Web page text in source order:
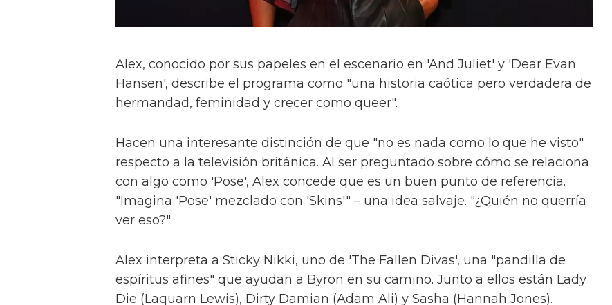
Alex, conocido por sus papeles en el escenario en 'And Juliet' y 'Dear Evan
Hansen', describe el programa como "una historia caótica pero verdadera de
hermandad, feminidad y crecer como queer".
Hacen una interesante distinción de que "no es nada como lo que he visto"
respecto a la televisión británica. Al ser preguntado sobre cómo se relaciona
con algo como 'Pose', Alex concede que es un buen punto de referencia.
"Imagina 'Pose' mezclado con 'Skins'" – una idea salvaje. "¿Quién no querría
ver eso?"
Alex interpreta a Sticky Nikki, uno de 'The Fallen Divas', una "pandilla de
espíritus afines" que ayudan a Byron en su camino. Junto a ellos están Lady
Die (Laquarn Lewis), Dirty Damian (Adam Ali) y Sasha (Hannah Jones).